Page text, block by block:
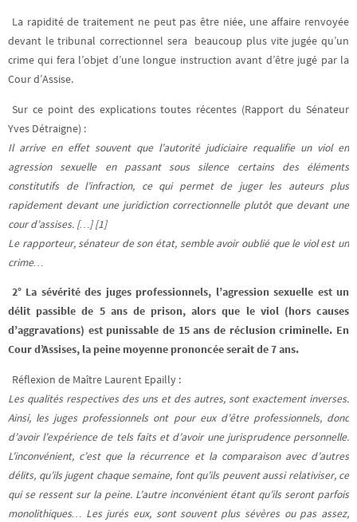
La rapidité de traitement ne peut pas être niée, une affaire renvoyée
devant le tribunal correctionnel sera beaucoup plus vite jugée qu’un
crime qui fera l’objet d’une longue instruction avant d’être jugé par la
Cour d’Assise.
Sur ce point des explications toutes récentes (Rapport du Sénateur
Yves Détraigne) :
Il arrive en effet souvent que l’autorité judiciaire requalifie un viol en
agression sexuelle en passant sous silence certains des éléments
constitutifs de l’infraction, ce qui permet de juger les auteurs plus
rapidement devant une juridiction correctionnelle plutôt que devant une
cour d’assises. […] [1]
Le rapporteur, sénateur de son état, semble avoir oublié que le viol est un
crime…
2° La sévérité des juges professionnels, l’agression sexuelle est un
délit passible de 5 ans de prison, alors que le viol (hors causes
d’aggravations) est punissable de 15 ans de réclusion criminelle. En
Cour d’Assises, la peine moyenne prononcée serait de 7 ans.
Réflexion de Maître Laurent Epailly :
Les qualités respectives des uns et des autres, sont exactement inverses.
Ainsi, les juges professionnels ont pour eux d’être professionnels, donc
d’avoir l’expérience de tels faits et d’avoir une jurisprudence personnelle.
L’inconvénient, c’est que la récurrence et la comparaison avec d’autres
délits, qu’ils jugent chaque semaine, font qu’ils peuvent aussi relativiser, ce
qui se ressent sur la peine. L’autre inconvénient étant qu’ils seront parfois
monolithiques… Les jurés eux, sont souvent plus sévères ou pas assez,